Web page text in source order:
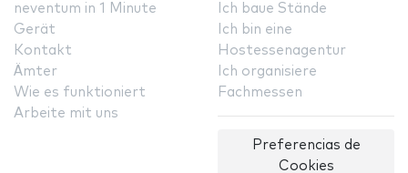
neventum in 1 Minute
Gerät
Kontakt
Ämter
Wie es funktioniert
Arbeite mit uns
Ich baue Stände
Ich bin eine
Hostessenagentur
Ich organisiere
Fachmessen
Preferencias de
Cookies